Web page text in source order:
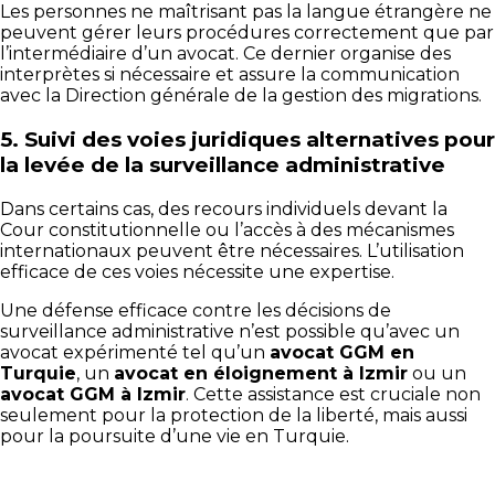
Les personnes ne maîtrisant pas la langue étrangère ne
peuvent gérer leurs procédures correctement que par
l’intermédiaire d’un avocat. Ce dernier organise des
interprètes si nécessaire et assure la communication
avec la Direction générale de la gestion des migrations.
5. Suivi des voies juridiques alternatives pour
la levée de la surveillance administrative
Dans certains cas, des recours individuels devant la
Cour constitutionnelle ou l’accès à des mécanismes
internationaux peuvent être nécessaires. L’utilisation
efficace de ces voies nécessite une expertise.
Une défense efficace contre les décisions de
surveillance administrative n’est possible qu’avec un
avocat expérimenté tel qu’un avocat GGM en
Turquie, un avocat en éloignement à Izmir ou un
avocat GGM à Izmir. Cette assistance est cruciale non
seulement pour la protection de la liberté, mais aussi
pour la poursuite d’une vie en Turquie.